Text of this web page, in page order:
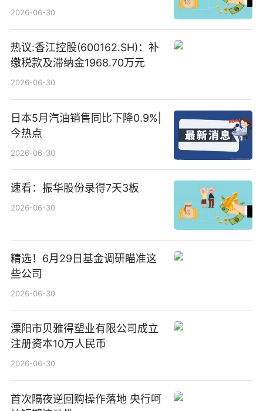
文
2026-06-30
热议:香江控股(600162.SH)：补
缴税款及滞纳金1968.70万元
2026-06-30
日本5月汽油销售同比下降0.9%|
今热点
2026-06-30
速看：振华股份录得7天3板
2026-06-30
精选！6月29日基金调研瞄准这
些公司
2026-06-30
溧阳市贝雅得塑业有限公司成立
注册资本10万人民币
2026-06-30
首次隔夜逆回购操作落地 央行呵